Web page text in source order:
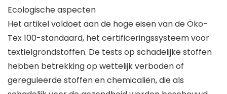
Ecologische aspecten
Het artikel voldoet aan de hoge eisen van de Öko-
Tex 100-standaard, het certificeringssysteem voor
textielgrondstoffen. De tests op schadelijke stoffen
hebben betrekking op wettelijk verboden of
gereguleerde stoffen en chemicaliën, die als